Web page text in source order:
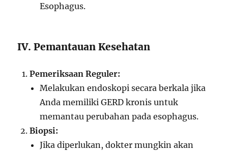
Esophagus.
IV. Pemantauan Kesehatan
Pemeriksaan Reguler:
Melakukan endoskopi secara berkala jika
Anda memiliki GERD kronis untuk
memantau perubahan pada esophagus.
Biopsi:
Jika diperlukan, dokter mungkin akan